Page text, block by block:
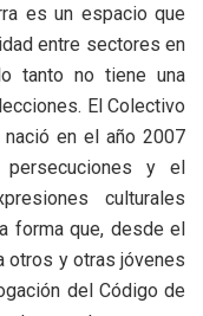
es un espacio que
entre sectores en
tanto no tiene una
El Colectivo
en el año 2007
y el
culturales
forma que, desde el
otros y otras jóvenes
del Código de